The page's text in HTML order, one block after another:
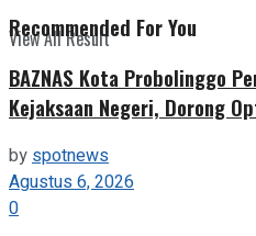
View All Result
Recommended For You
BAZNAS Kota Probolinggo
Kejaksaan Negeri, Dorong
byspotnews
Agustus 6, 2026
0